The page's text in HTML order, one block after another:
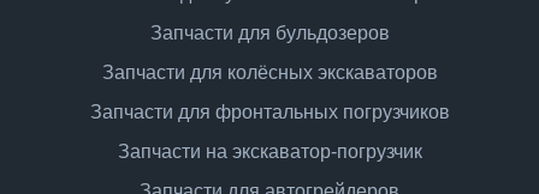
Запчасти для бульдозеров
Запчасти для колёсных экскаваторов
Запчасти для фронтальных погрузчиков
Запчасти на экскаватор-погрузчик